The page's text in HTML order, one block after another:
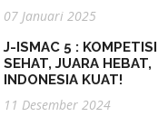
07 Januari 2025
J-ISMAC 5 : KOMPETISI
SEHAT, JUARA HEBAT,
INDONESIA KUAT!
11 Desember 2024